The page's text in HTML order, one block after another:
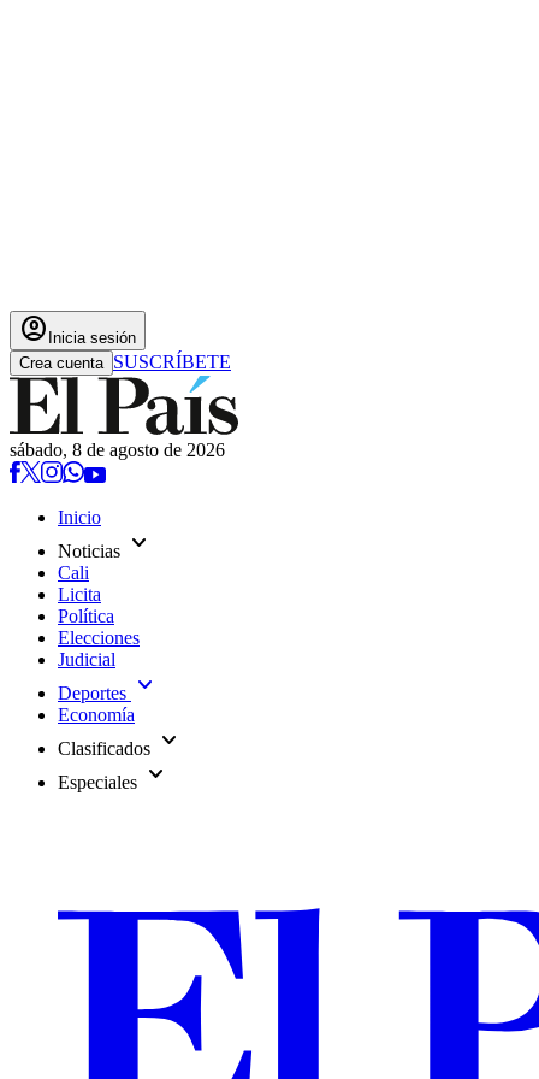
account_circle Inicia sesión
Crea cuenta SUSCRÍBETE
sábado, 8 de agosto de 2026
Inicio
Noticias expand_more
Cali
Licita
Política
Elecciones
Judicial
Deportes expand_more
Economía
Clasificados expand_more
Especiales expand_more